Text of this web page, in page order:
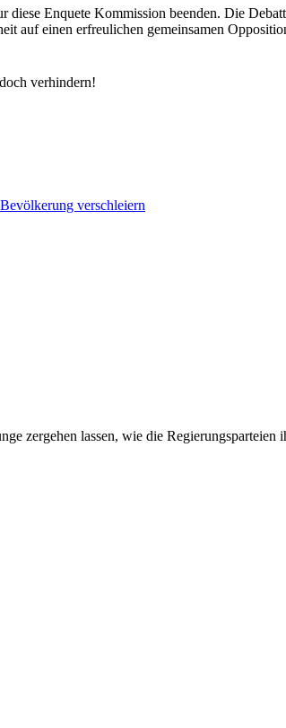
diese Enquete Kommission beenden. Die
auf einen erfreulichen gemeinsamen
verhindern!
verschleiern
zergehen lassen, wie die